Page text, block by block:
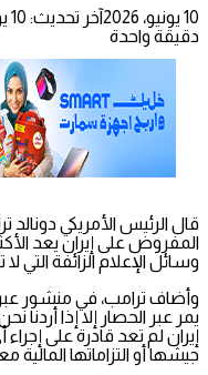
10 يونيو، 2026
آخر تحديث: 10 يونيو، 2026
دقيقة واحدة
قال الرئيس الأمريكي دونالد
المفروض على إيران يعد
وسائل الإعلام الزائفة التي
وأضاف ترامب، في منشور
يمر عبر الحصار إلا إذا أردنا
إيران لم تعد قادرة على
جيشها أو التزاماتها